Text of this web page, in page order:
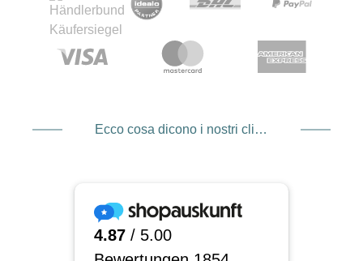
Ecco cosa dicono i nostri clienti